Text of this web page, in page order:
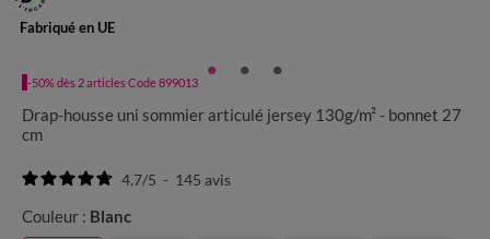
Fabriqué en UE
-50% dès 2 articles Code 899013
Drap-housse uni sommier articulé jersey 130g/m² - bonnet 27
cm
4.7/5 - 145 avis
Couleur : Blanc